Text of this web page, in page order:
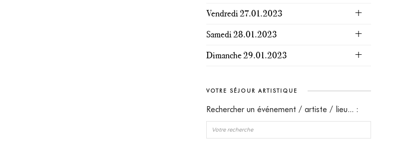
Vendredi 27.01.2023
Samedi 28.01.2023
Dimanche 29.01.2023
VOTRE SÉJOUR ARTISTIQUE
Rechercher un événement / artiste / lieu... :